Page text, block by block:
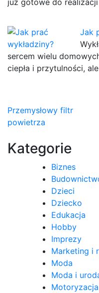
już gotowe do
Jak
sercem wielu
ciepła i przytulności,
Nawigacja
wpisu
Przemysłowy filtr
powietrza
Kategorie
Biznes
Dzieci
Dziecko
Edukacja
Hobby
Imprezy
Marketing i
Moda
Moda i
Motoryzacja